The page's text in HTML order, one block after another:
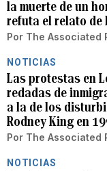
la muerte de un
refuta el relato de
Por The Associated
NOTICIAS
Las protestas en
redadas de
a la de los
Rodney King en
Por The Associated
NOTICIAS